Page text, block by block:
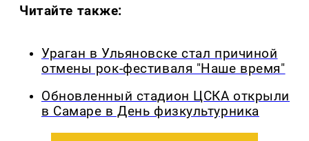
Читайте также:
Ураган в Ульяновске стал причиной
отмены рок-фестиваля "Наше время"
Обновленный стадион ЦСКА открыли
в Самаре в День физкультурника